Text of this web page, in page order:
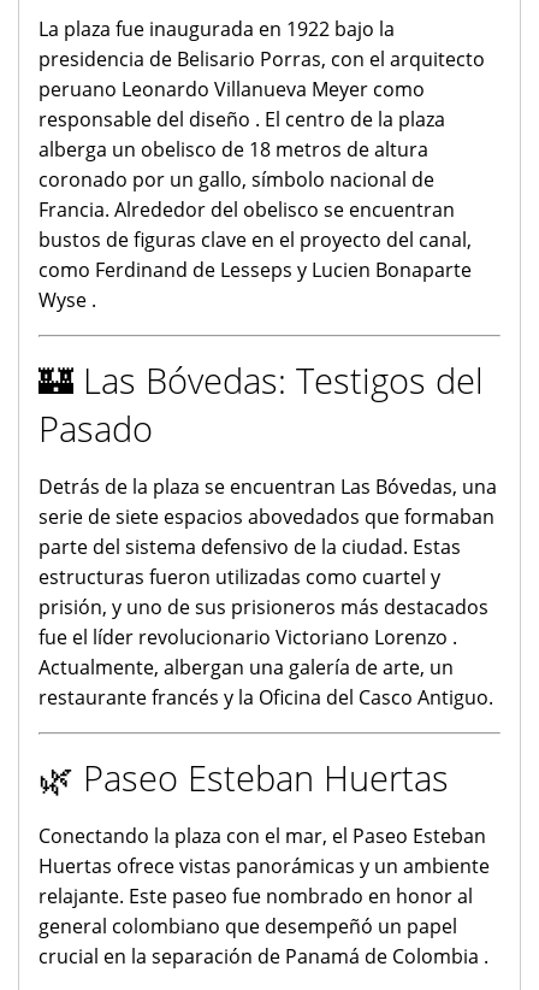
La plaza fue inaugurada en 1922 bajo la
presidencia de Belisario Porras, con el arquitecto
peruano Leonardo Villanueva Meyer como
responsable del diseño . El centro de la plaza
alberga un obelisco de 18 metros de altura
coronado por un gallo, símbolo nacional de
Francia. Alrededor del obelisco se encuentran
bustos de figuras clave en el proyecto del canal,
como Ferdinand de Lesseps y Lucien Bonaparte
Wyse .
🏰 Las Bóvedas: Testigos del
Pasado
Detrás de la plaza se encuentran Las Bóvedas, una
serie de siete espacios abovedados que formaban
parte del sistema defensivo de la ciudad. Estas
estructuras fueron utilizadas como cuartel y
prisión, y uno de sus prisioneros más destacados
fue el líder revolucionario Victoriano Lorenzo .
Actualmente, albergan una galería de arte, un
restaurante francés y la Oficina del Casco Antiguo.
🌿 Paseo Esteban Huertas
Conectando la plaza con el mar, el Paseo Esteban
Huertas ofrece vistas panorámicas y un ambiente
relajante. Este paseo fue nombrado en honor al
general colombiano que desempeñó un papel
crucial en la separación de Panamá de Colombia .